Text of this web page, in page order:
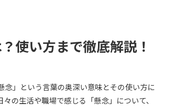
使い方まで徹底解説！
」という言葉の奥深い意味とその使い方に
の生活や職場で感じる「懸念」について、